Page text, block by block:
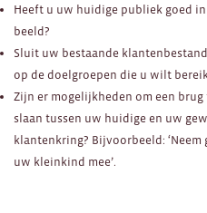
Heeft u uw huidige publiek goed in
beeld?
Sluit uw bestaande
op de doelgroepen die u wilt
Zijn er mogelijkheden om een brug
slaan tussen uw huidige en uw
klantenkring? Bijvoorbeeld: ‘Neem
uw kleinkind mee’.